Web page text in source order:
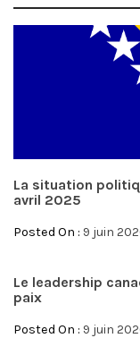
La situation
avril 2025
Posted On : 9 juin
Le leadership
paix
Posted On : 9 juin